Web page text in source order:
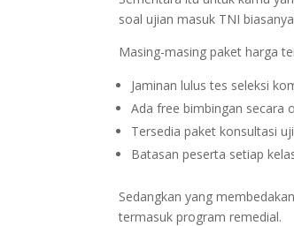
soal ujian masuk TNI
Masing-masing paket harga
Jaminan lulus tes seleksi
Ada free bimbingan secara
Tersedia paket konsultasi
Batasan peserta setiap
Sedangkan yang
termasuk program remedial.